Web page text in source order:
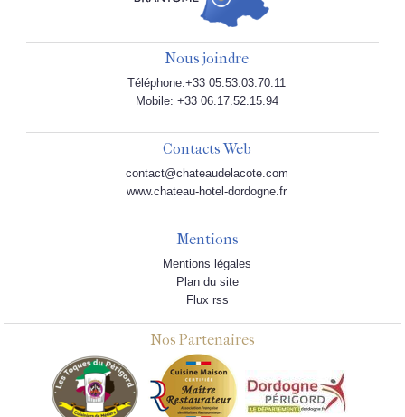
Nous joindre
Téléphone:+33 05.53.03.70.11
Mobile: +33 06.17.52.15.94
Contacts Web
contact@chateaudelacote.com
www.chateau-hotel-dordogne.fr
Mentions
Mentions légales
Plan du site
Flux rss
Nos Partenaires